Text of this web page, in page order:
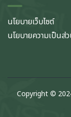
นโยบายเว็บไซต์
นโยบายความเป็นส่
Copyright ©